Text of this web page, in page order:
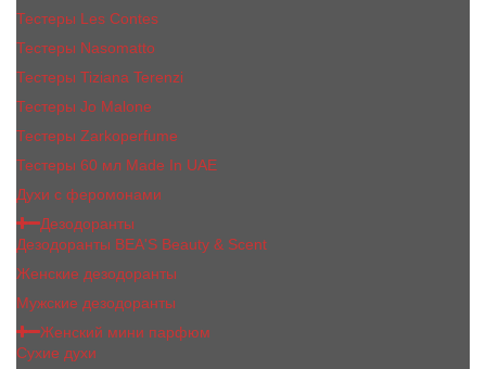
Тестеры Les Contes
Тестеры Nasomatto
Тестеры Tiziana Terenzi
Тестеры Jо Malоnе
Тестеры Zarkoperfume
Тестеры 60 мл Made In UAE
Духи с феромонами
Дезодоранты
Дезодоранты BEA'S Beauty & Scent
Женские дезодоранты
Мужские дезодоранты
Женский мини парфюм
Сухие духи